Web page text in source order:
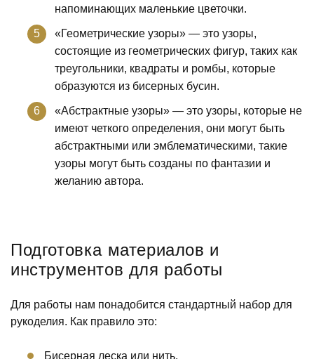
напоминающих маленькие цветочки.
«Геометрические узоры» — это узоры,
состоящие из геометрических фигур, таких как
треугольники, квадраты и ромбы, которые
образуются из бисерных бусин.
«Абстрактные узоры» — это узоры, которые не
имеют четкого определения, они могут быть
абстрактными или эмблематическими, такие
узоры могут быть созданы по фантазии и
желанию автора.
Подготовка материалов и
инструментов для работы
Для работы нам понадобится стандартный набор для
рукоделия. Как правило это:
Бисерная леска или нить.